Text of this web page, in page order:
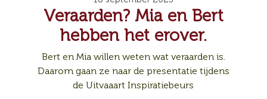
Veraarden? Mia en Bert
hebben het erover.
Bert en Mia willen weten wat veraarden is.
Daarom gaan ze naar de presentatie tijdens
de Uitvaaart Inspiratiebeurs